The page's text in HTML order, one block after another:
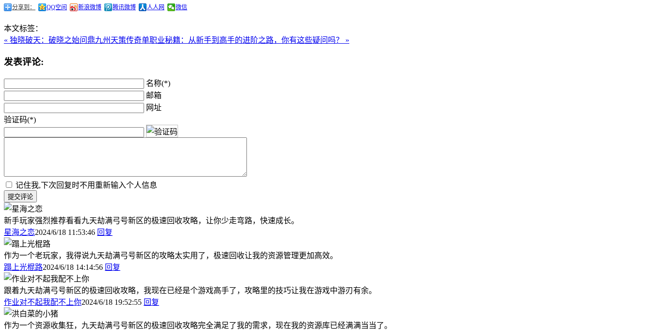
分享到： QQ空间 新浪微博 腾讯微博 人人网 微信
本文标签：
« 独晓破天：破晓之始问鼎九州 天策传奇单职业秘籍：从新手到高手的进阶之路，你有这些疑问吗？ »
发表评论:
名称(*)
邮箱
网址
验证码(*)
记住我,下次回复时不用重新输入个人信息
提交评论
新手玩家强烈推荐看看九天劫满弓号新区的极速回收攻略，让你少走弯路，快速成长。
星海之恋2024/6/18 11:53:46 回复
作为一个老玩家，我得说九天劫满弓号新区的攻略太实用了，极速回收让我的资源管理更加高效。
蹋上光棍路2024/6/18 14:14:56 回复
跟着九天劫满弓号新区的极速回收攻略，我现在已经是个游戏高手了，攻略里的技巧让我在游戏中游刃有余。
作业对不起我配不上你2024/6/18 19:52:55 回复
作为一个资源收集狂，九天劫满弓号新区的极速回收攻略完全满足了我的需求，现在我的资源库已经满满当当了。